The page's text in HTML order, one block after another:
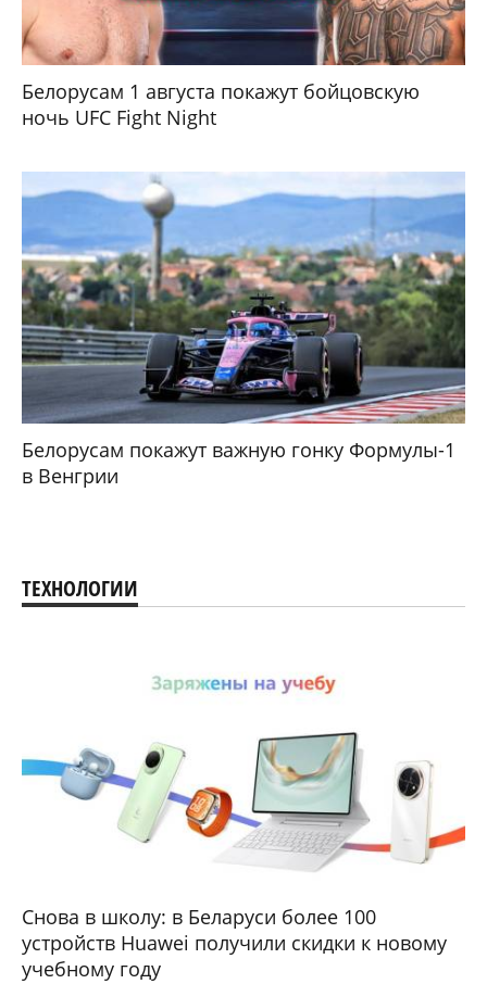
Белорусам 1 августа покажут бойцовскую
ночь UFC Fight Night
Белорусам покажут важную гонку Формулы-1
в Венгрии
ТЕХНОЛОГИИ
Снова в школу: в Беларуси более 100
устройств Huawei получили скидки к новому
учебному году